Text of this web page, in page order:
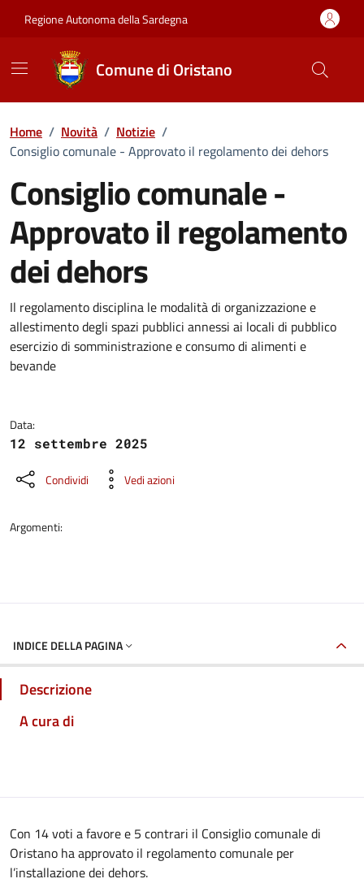
Regione Autonoma della Sardegna
Comune di Oristano
Home / Novità / Notizie /
Consiglio comunale - Approvato il regolamento dei dehors
Consiglio comunale -
Approvato il regolamento
dei dehors
Dettagli della notizia
Il regolamento disciplina le modalità di organizzazione e
allestimento degli spazi pubblici annessi ai locali di pubblico
esercizio di somministrazione e consumo di alimenti e
bevande
Data:
12 settembre 2025
Condividi Vedi azioni
Argomenti:
INDICE DELLA PAGINA
Descrizione
A cura di
Con 14 voti a favore e 5 contrari il Consiglio comunale di
Oristano ha approvato il regolamento comunale per
l’installazione dei dehors.